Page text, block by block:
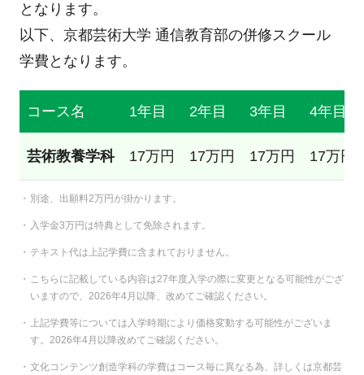
となります。
以下、京都芸術大学 通信教育部の併修スクール
学費となります。
コース名 1年目 2年目 3年目 4年目
芸術教養学科 17万円 17万円 17万円 17万円
別途、出願料2万円が掛かります。
入学金3万円は特典として免除されます。
テキスト代は上記学費に含まれておりません。
こちらに記載している内容は27年度入学の際に変更となる可能性がござ
いますので、2026年4月以降、改めてご確認ください。
上記学費等については入学時期により価格変動する可能性がございま
す。2026年4月以降改めてご確認ください。
文化コンテンツ創造学科の学費はコース毎に異なる為、詳しくは京都芸